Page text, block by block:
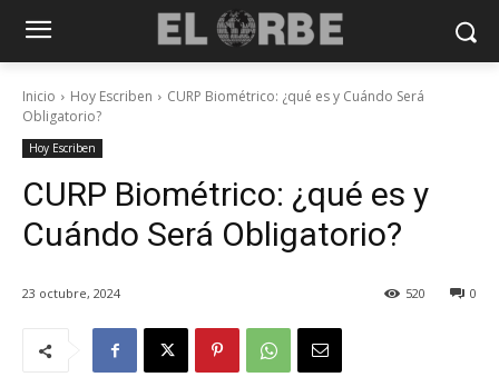
Inicio Hoy Escriben
CURP Biométrico: ¿qué es y Cuándo Será
Obligatorio?
Hoy Escriben
CURP Biométrico: ¿qué es y
Cuándo Será Obligatorio?
23 octubre, 2024 0
520